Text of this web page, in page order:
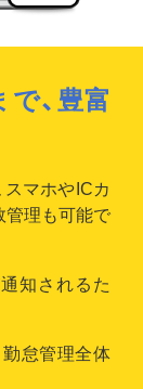
、豊富
マホやICカ
管理も可能で
知されるた
怠管理全体